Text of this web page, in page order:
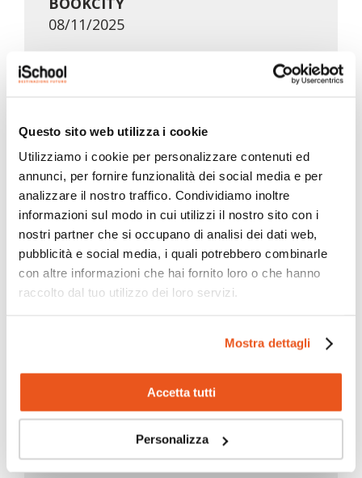
Questo sito web utilizza i cookie
Utilizziamo i cookie per personalizzare contenuti ed
annunci, per fornire funzionalità dei social media e per
analizzare il nostro traffico. Condividiamo inoltre
informazioni sul modo in cui utilizzi il nostro sito con i
nostri partner che si occupano di analisi dei dati web,
pubblicità e social media, i quali potrebbero combinarle
con altre informazioni che hai fornito loro o che hanno
raccolto dal tuo utilizzo dei loro servizi.
Mostra dettagli
Accetta tutti
Personalizza
08/11/2025
Anno scolastico 2025-2026
Mese: Novembre
Circolare N. 25
Uscita didattica SMART BUILDING
EXPO
07/11/2025
Anno scolastico 2025-2026
Mese: Novembre